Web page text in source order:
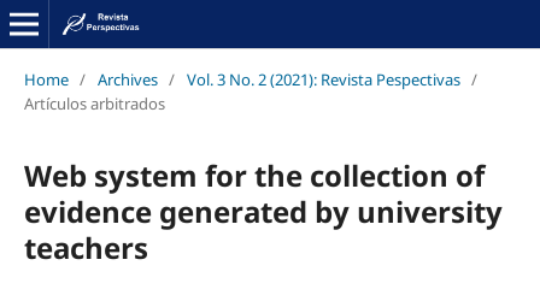
Home / Archives / Vol. 3 No. 2 (2021): Revista Pespectivas /
Artículos arbitrados
Web system for the collection of
evidence generated by university
teachers